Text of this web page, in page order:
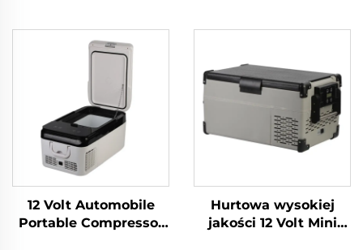
12 Volt Automobile
Portable Compressor
Hurtowa wysokiej
jakości 12 Volt Mini